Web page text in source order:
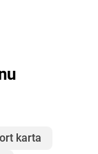
karta